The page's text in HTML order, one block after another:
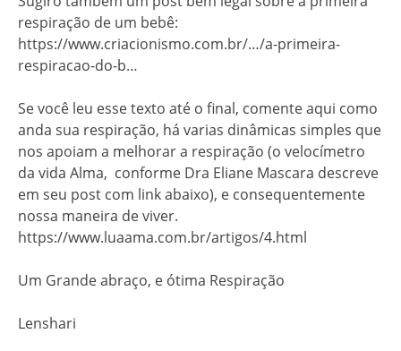
respiração de um bebê:
https://www.criacionismo.com.br/…/a-primeira-
respiracao-do-b…
Se você leu esse texto até o final, comente aqui como
anda sua respiração, há varias dinâmicas simples que
nos apoiam a melhorar a respiração (o velocímetro
da vida Alma, conforme Dra Eliane Mascara descreve
em seu post com link abaixo), e consequentemente
nossa maneira de viver.
https://www.luaama.com.br/artigos/4.html
Um Grande abraço, e ótima Respiração
Lenshari